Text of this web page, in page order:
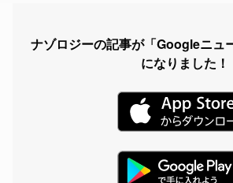
ナゾロジーの記事が「Googleニュ
になりました！